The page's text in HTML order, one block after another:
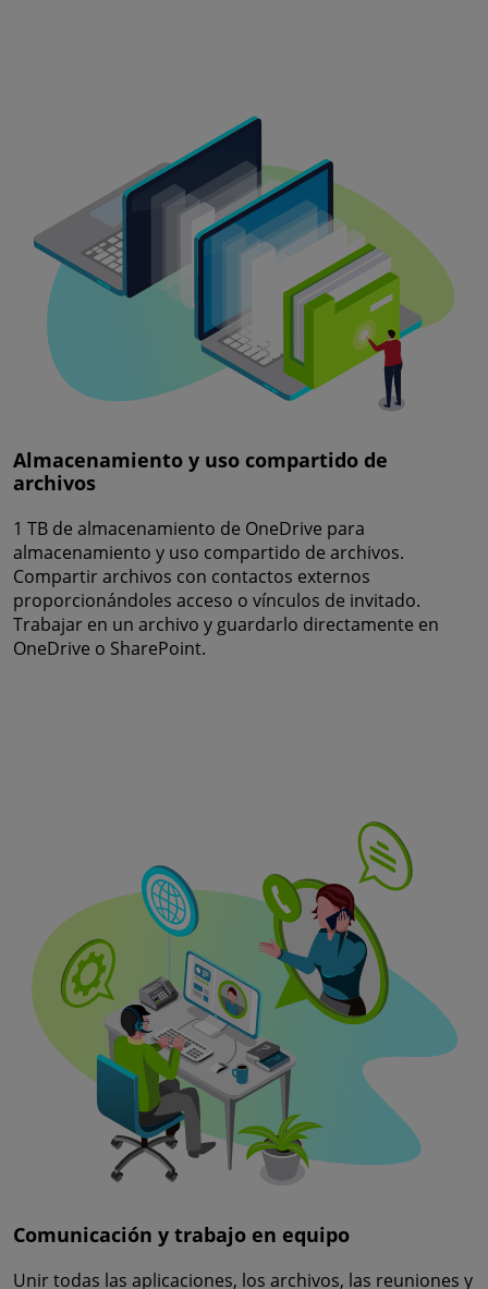
Almacenamiento y uso compartido de
archivos
1 TB de almacenamiento de OneDrive para
almacenamiento y uso compartido de archivos.
Compartir archivos con contactos externos
proporcionándoles acceso o vínculos de invitado.
Trabajar en un archivo y guardarlo directamente en
OneDrive o SharePoint.
Comunicación y trabajo en equipo
Unir todas las aplicaciones, los archivos, las reuniones y